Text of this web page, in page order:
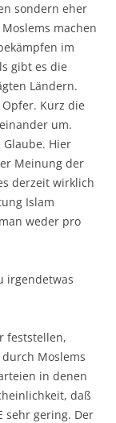
sondern eher
machen
im
gibt es die
Ländern.
Kurz die
um.
Hier
Meinung der
derzeit wirklich
Islam
weder pro
irgendetwas
feststellen,
Moslems
in denen
daß
sehr gering. Der